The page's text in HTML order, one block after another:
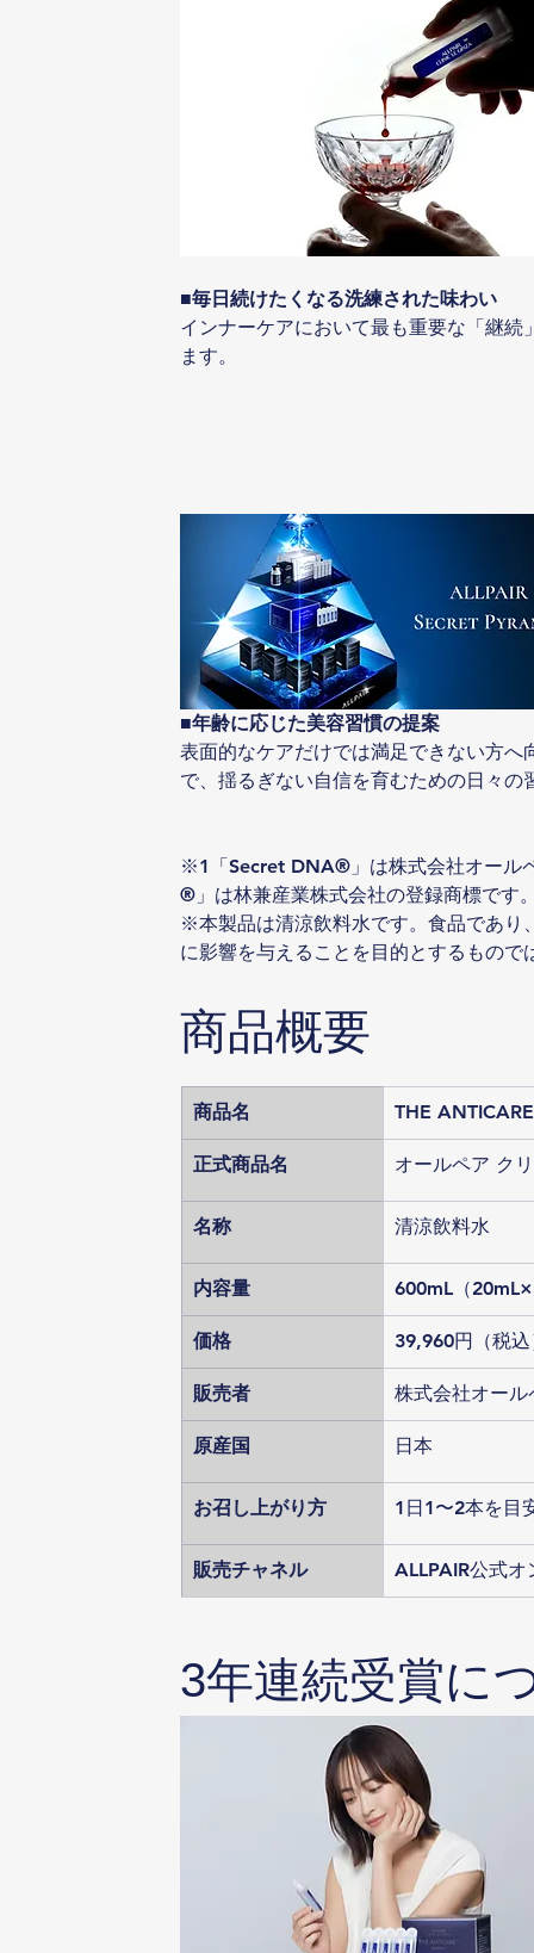
■毎日続けたくなる洗練された味わい
インナーケアにおいて最も重要な「継
ます。
■年齢に応じた美容習慣の提案
表面的なケアだけでは満足できない方
で、揺るぎない自信を育むための日々の
※1「Secret DNA®」は株式会社オール
®」は林兼産業株式会社の登録商標です
※本製品は清涼飲料水です。食品であり
に影響を与えることを目的とするもので
商品概要
商品名 THE
正式商品名 オールペア ク
名称 清涼飲料水
内容量 600mL（
価格 39,960円（税
販売者 株式会社オール
原産国 日本
お召し上がり方 1日1〜2本を目
販売チャネル ALLPAIR公式オ
3年連続受賞に